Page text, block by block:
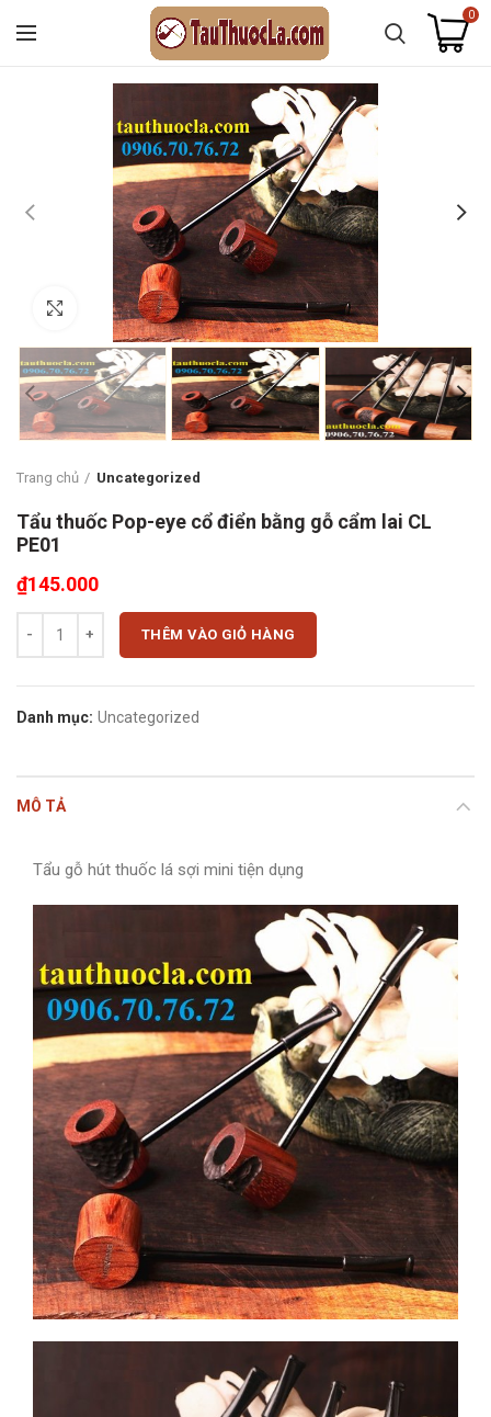
0
Click to enlarge
Trang chủ Uncategorized
Tẩu thuốc Pop-eye cổ điển bằng gỗ cẩm lai CL
PE01
₫145.000
Tẩu thuốc Pop-eye cổ điển bằng gỗ cẩm lai CL PE01 số lượng
THÊM VÀO GIỎ HÀNG
Danh mục: Uncategorized
MÔ TẢ
Tẩu gỗ hút thuốc lá sợi mini tiện dụng